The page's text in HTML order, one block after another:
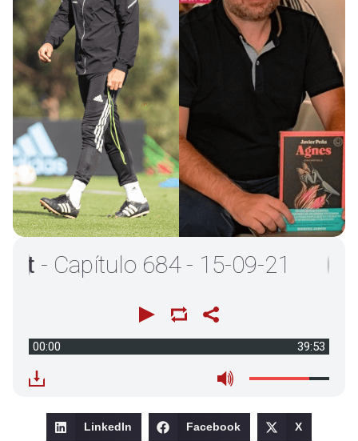
Capítulo 684 - 15-09-21
00:00 39:53
LinkedIn Facebook X